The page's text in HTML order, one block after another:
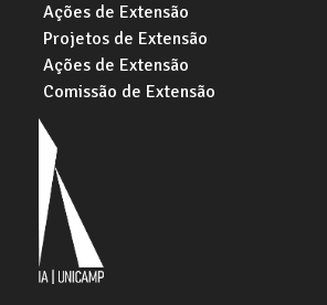
Ações de Extensão
Projetos de Extensão
Ações de Extensão
Comissão de Extensão